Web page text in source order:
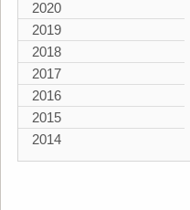
2020
2019
2018
2017
2016
2015
2014